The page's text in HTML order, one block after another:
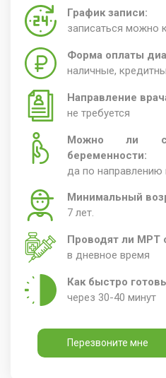
График записи:
записаться можно
Форма оплаты
наличные,
Направление
не требуется
Можно ли
беременности:
да по направлению
Минимальный
7 лет.
Проводят ли МРТ
в дневное время
Как быстро
через 30-40 минут
Перезвоните мне